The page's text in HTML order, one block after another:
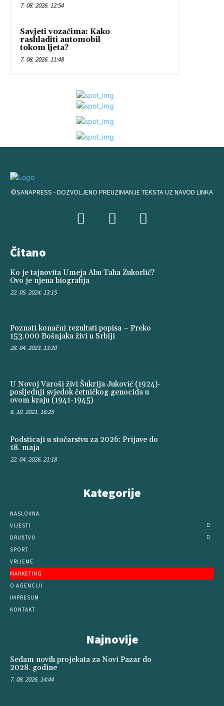
7. 08. 2026. 12:54
Savjeti vozačima: Kako
rashladiti automobil
tokom ljeta?
7. 08. 2026. 11:48
©SANAPRESS - DOZVOLJENO PREUZIMANJE TEKSTA UZ NAVOD LINKA
Čitano
Ko je tajnovita Umeja Abu Taha Zukorlić?
Ovo je njena biografija
22. 05. 2024. 13:15
Poznati konačni rezultati popisa – Preko
153.000 Bošnjaka živi u Srbiji
28. 04. 2023. 13:20
U Novoj Varoši živi Šukrija Juković (1924)-
posljednji svjedok četničkog genocida u
ovom kraju (1941-1945)
6. 10. 2021. 16:25
Podsticaji u stočarstvu za 2026: Prijave do
18. maja
22. 04. 2026. 21:18
Kategorije
NASLOVNA
VIJESTI
DRUŠTVO
SPORT
VRIJEME
MARKETING
O AGENCIJI
IMPRESUM
KONTAKT
Najnovije
Sedam novih projekata za Novi Pazar do
2028. godine
7. 08. 2026. 14:44